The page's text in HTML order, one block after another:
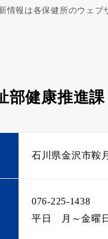
情報は各保健所のウェブ
部健康推進課
石川県金沢市
076-225-1438
平日
月～金曜